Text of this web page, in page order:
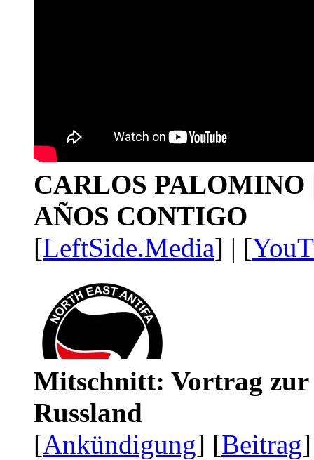
CARLOS PALOMINO
AÑOS CONTIGO
[LeftSide.Media] | [
Mitschnitt: Vortrag zur
Russland
[Ankündigung] [Beitrag